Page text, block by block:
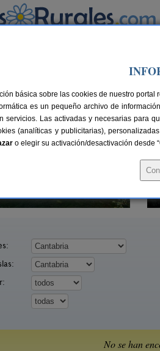
Busca
Rurales cerca de
No se han
básica sobre las cookies de nuestro portal
es un pequeño archivo de
servicios. Las activadas y necesarias para
(analíticas y publicitarias),
o elegir su activación/desactivación desde